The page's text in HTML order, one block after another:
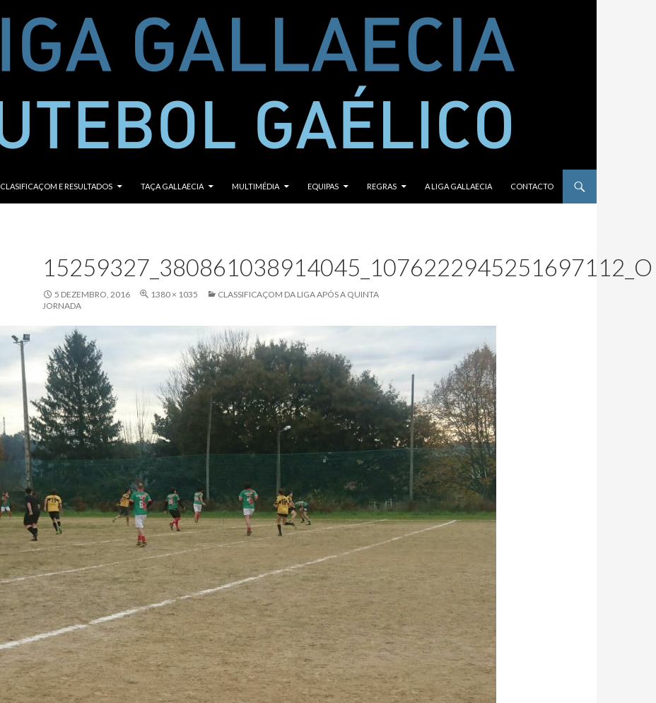
CLASIFICAÇOM E RESULTADOS TAÇA GALLAECIA MULTIMÉDIA EQUIPAS REGRAS A LIGA GALLAECIA CONTACTO
15259327_380861038914045_1076222945251697112_O
5 DEZEMBRO, 2016 1380 × 1035
CLASSIFICAÇOM DA LIGA APÓS A QUINTA
JORNADA